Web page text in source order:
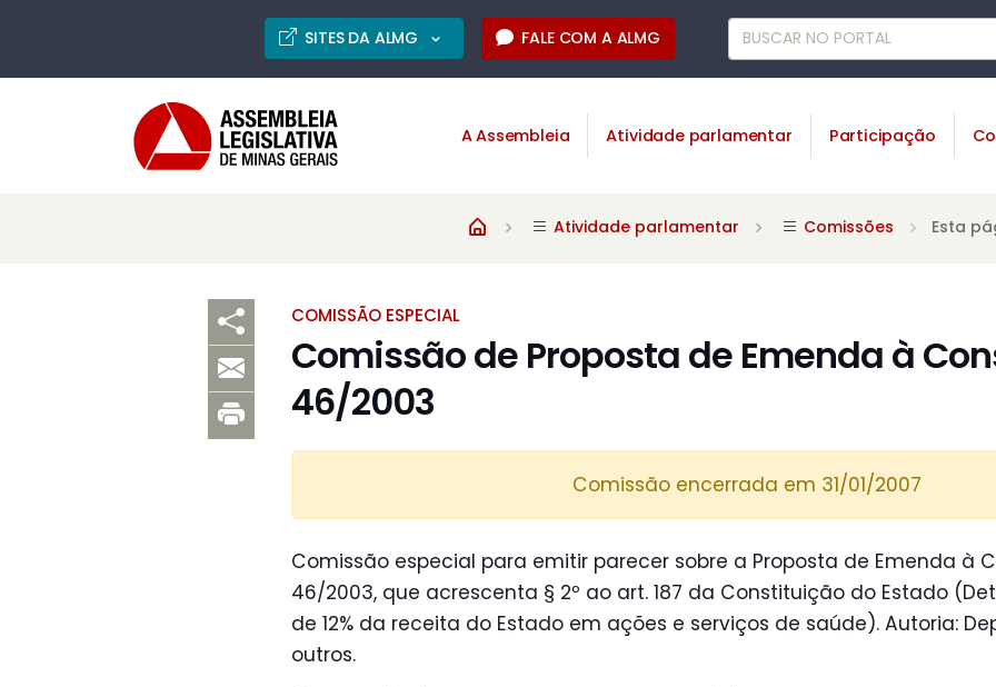
SITES DA ALMG FALE COM A ALMG
A Assembleia Atividade parlamentar Participação
Atividade parlamentar Comissões Esta
COMISSÃO ESPECIAL
Comissão de Proposta de Emenda à
46/2003
Comissão encerrada em 31/01/2007
Comissão especial para emitir parecer sobre a Proposta de Emenda à
46/2003, que acrescenta § 2º ao art. 187 da Constituição do Estado
de 12% da receita do Estado em ações e serviços de saúde). Autoria:
outros.